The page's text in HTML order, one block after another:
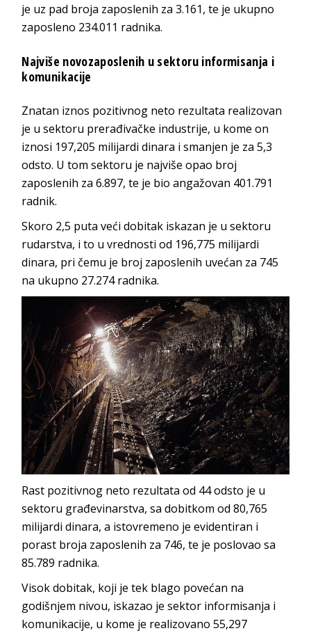
je uz pad broja zaposlenih za 3.161, te je ukupno
zaposleno 234.011 radnika.
Najviše novozaposlenih u sektoru informisanja i
komunikacije
Znatan iznos pozitivnog neto rezultata realizovan
je u sektoru prerađivačke industrije, u kome on
iznosi 197,205 milijardi dinara i smanjen je za 5,3
odsto. U tom sektoru je najviše opao broj
zaposlenih za 6.897, te je bio angažovan 401.791
radnik.
Skoro 2,5 puta veći dobitak iskazan je u sektoru
rudarstva, i to u vrednosti od 196,775 milijardi
dinara, pri čemu je broj zaposlenih uvećan za 745
na ukupno 27.274 radnika.
Rast pozitivnog neto rezultata od 44 odsto je u
sektoru građevinarstva, sa dobitkom od 80,765
milijardi dinara, a istovremeno je evidentiran i
porast broja zaposlenih za 746, te je poslovao sa
85.789 radnika.
Visok dobitak, koji je tek blago povećan na
godišnjem nivou, iskazao je sektor informisanja i
komunikacije, u kome je realizovano 55,297